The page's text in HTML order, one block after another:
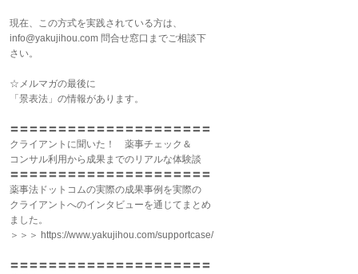
現在、この方式を実践されている方は、
info@yakujihou.com 問合せ窓口までご相談下
さい。
☆メルマガの最後に
「景表法」の情報があります。
〓〓〓〓〓〓〓〓〓〓〓〓〓〓〓〓〓〓〓〓〓
クライアントに聞いた！ 薬事チェック＆
コンサル利用から成果までのリアルな体験談
〓〓〓〓〓〓〓〓〓〓〓〓〓〓〓〓〓〓〓〓〓
薬事法ドットコムの実際の成果事例を実際の
クライアントへのインタビューを通じてまとめ
ました。
＞＞＞ https://www.yakujihou.com/supportcase/
〓〓〓〓〓〓〓〓〓〓〓〓〓〓〓〓〓〓〓〓〓